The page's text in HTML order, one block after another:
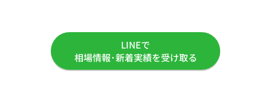
LINEで
相場情報･新着実績を受け取る